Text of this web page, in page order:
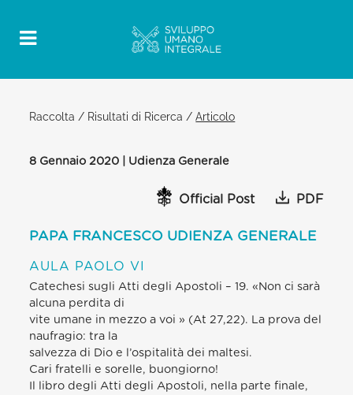
Raccolta / Risultati di Ricerca /Articolo
8 Gennaio 2020 | Udienza Generale
Official Post PDF
PAPA FRANCESCO UDIENZA GENERALE
AULA PAOLO VI
Catechesi sugli Atti degli Apostoli – 19. «Non ci sarà
alcuna perdita di
vite umane in mezzo a voi » (At 27,22). La prova del
naufragio: tra la
salvezza di Dio e l’ospitalità dei maltesi.
Cari fratelli e sorelle, buongiorno!
Il libro degli Atti degli Apostoli, nella parte finale,